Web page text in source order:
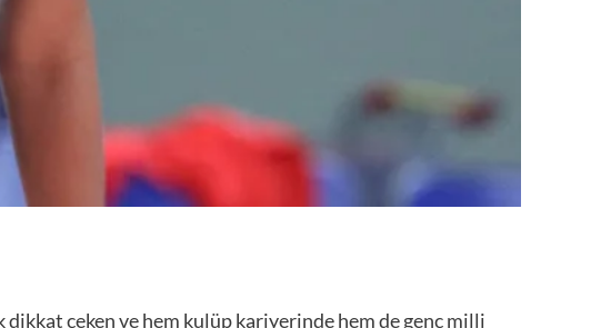
çeken ve hem kulüp kariyerinde hem de genç milli